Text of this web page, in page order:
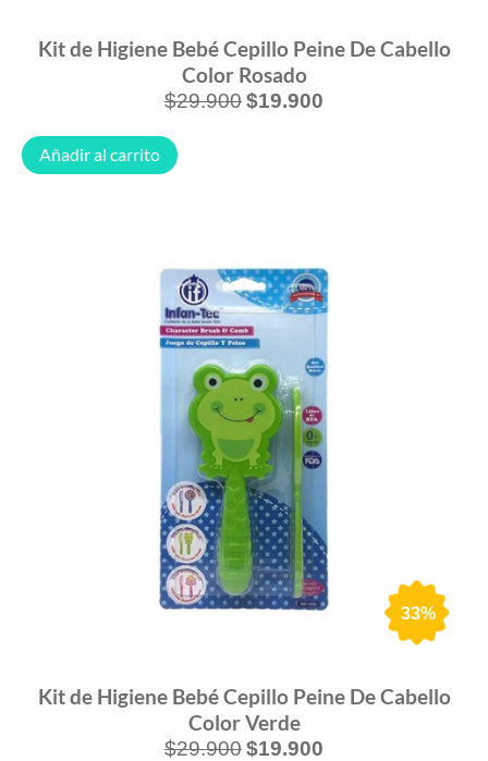
Kit de Higiene Bebé Cepillo Peine De Cabello
Color Rosado
$29.900$19.900
Añadir al carrito
33%
Kit de Higiene Bebé Cepillo Peine De Cabello
Color Verde
$29.900$19.900